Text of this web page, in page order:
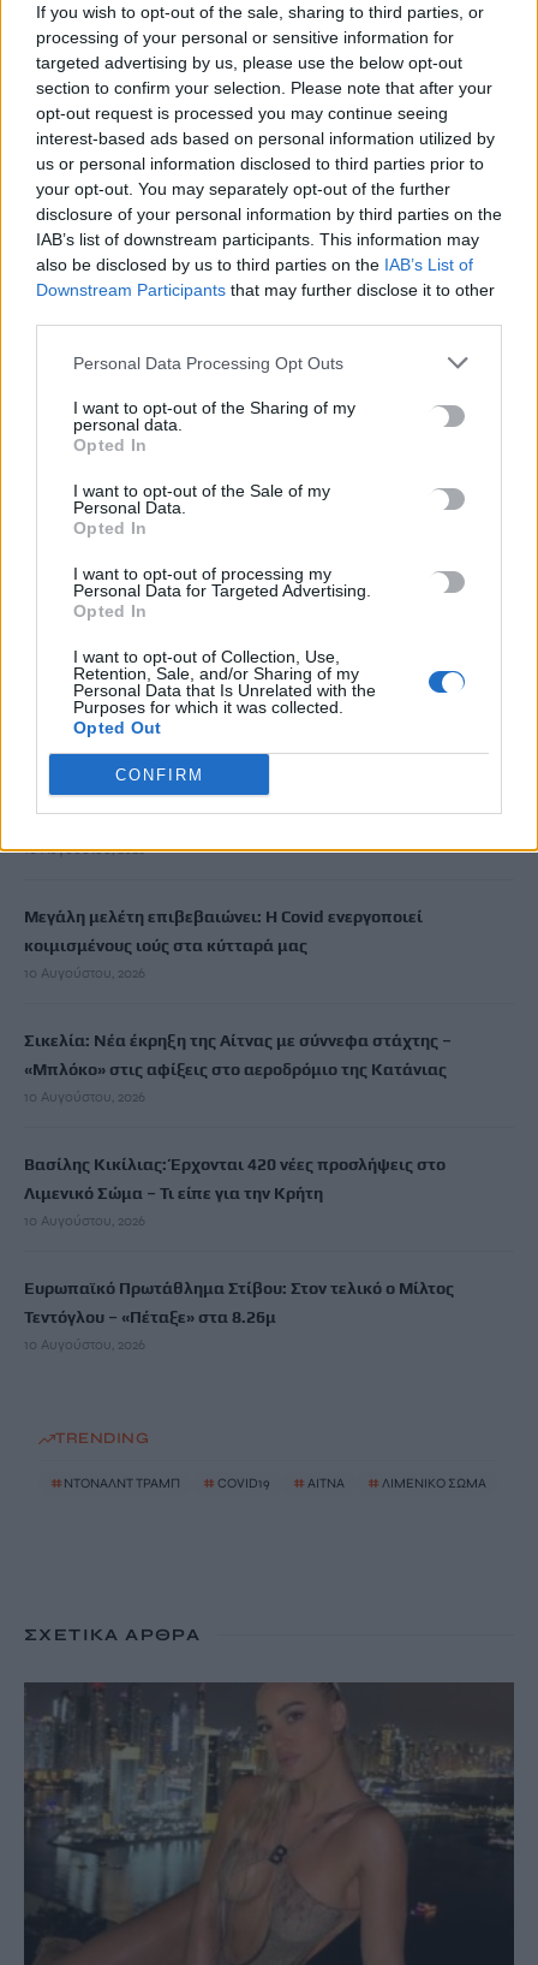
If you wish to opt-out of the sale, sharing to third parties, or
processing of your personal or sensitive information for
targeted advertising by us, please use the below opt-out
section to confirm your selection. Please note that after your
opt-out request is processed you may continue seeing
interest-based ads based on personal information utilized by
us or personal information disclosed to third parties prior to
your opt-out. You may separately opt-out of the further
disclosure of your personal information by third parties on the
IAB’s list of downstream participants. This information may
also be disclosed by us to third parties on the IAB’s List of
Downstream Participants that may further disclose it to other
Personal Data Processing Opt Outs
I want to opt-out of the Sharing of my
personal data.
Opted In
I want to opt-out of the Sale of my
Personal Data.
Opted In
I want to opt-out of processing my
Personal Data for Targeted Advertising.
Opted In
I want to opt-out of Collection, Use,
Retention, Sale, and/or Sharing of my
Personal Data that Is Unrelated with the
Purposes for which it was collected.
Opted Out
CONFIRM
12 Μαΐου, 2026
Μην χάνεις είδηση. Βάλε τοCRETA24στην
Google
ΠΡΟΣΘΕΣΕ ΤΟ CRETA24 ΣΤΗΝ GOOGLE
ΡΟΗ ΕΙΔΗΣΕΩΝ
Σεισμός 7,4 Ρίχτερ στην Κολομβία
10 Αυγούστου, 2026
Market Pass: Στα σκαριά νέος κύκλος από το φθινόπωρο –
Ποιοι θα είναι δικαιούχοι
10 Αυγούστου, 2026
πού θα δείτε τον τελικό του Τεντόγλου
10 Αυγούστου, 2026
σκάκι» – «Είμαστε επαγγελματίες παίκτες», απαντά η
10 Αυγούστου, 2026
Μεγάλη μελέτη επιβεβαιώνει: Η Covid ενεργοποιεί
κοιμισμένους ιούς στα κύτταρά μας
10 Αυγούστου, 2026
Σικελία: Νέα έκρηξη της Αίτνας με σύννεφα στάχτης –
«Μπλόκο» στις αφίξεις στο αεροδρόμιο της Κατάνιας
10 Αυγούστου, 2026
Βασίλης Κικίλιας: Έρχονται 420 νέες προσλήψεις στο
Λιμενικό Σώμα – Τι είπε για την Κρήτη
10 Αυγούστου, 2026
Ευρωπαϊκό Πρωτάθλημα Στίβου: Στον τελικό ο Μίλτος
Τεντόγλου – «Πέταξε» στα 8.26μ
10 Αυγούστου, 2026
TRENDING
# ΝΤΟΝΑΛΝΤ ΤΡΑΜΠ # COVID19 # ΑΙΤΝΑ # ΛΙΜΕΝΙΚΟ ΣΩΜΑ
ΣΧΕΤΙΚΆ ΆΡΘΡΑ